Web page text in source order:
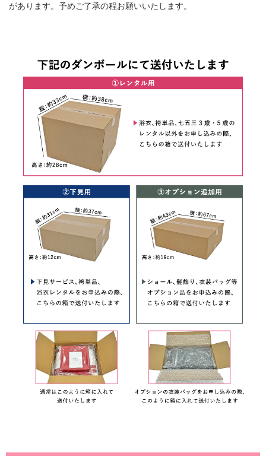
があります。予めご了承の程お願いいたします。